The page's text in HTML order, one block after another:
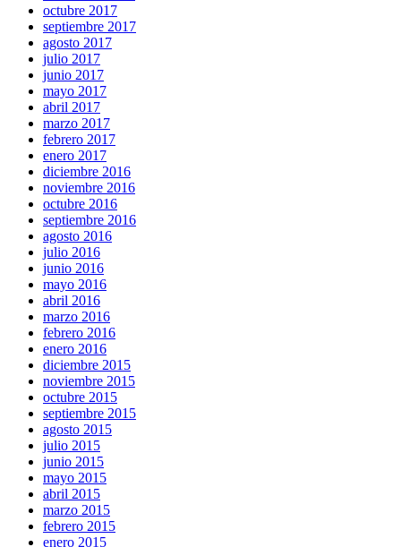
octubre 2017
septiembre 2017
agosto 2017
julio 2017
junio 2017
mayo 2017
abril 2017
marzo 2017
febrero 2017
enero 2017
diciembre 2016
noviembre 2016
octubre 2016
septiembre 2016
agosto 2016
julio 2016
junio 2016
mayo 2016
abril 2016
marzo 2016
febrero 2016
enero 2016
diciembre 2015
noviembre 2015
octubre 2015
septiembre 2015
agosto 2015
julio 2015
junio 2015
mayo 2015
abril 2015
marzo 2015
febrero 2015
enero 2015